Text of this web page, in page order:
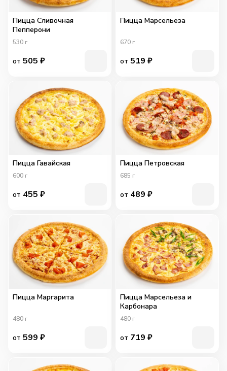
Пицца Сливочная
Пепперони
530 г
от 505 ₽
Пицца Марсельеза
670 г
от 519 ₽
Пицца Гавайская
600 г
от 455 ₽
Пицца Петровская
685 г
от 489 ₽
Пицца Маргарита
480 г
от 599 ₽
Пицца Марсельеза и
Карбонара
480 г
от 719 ₽